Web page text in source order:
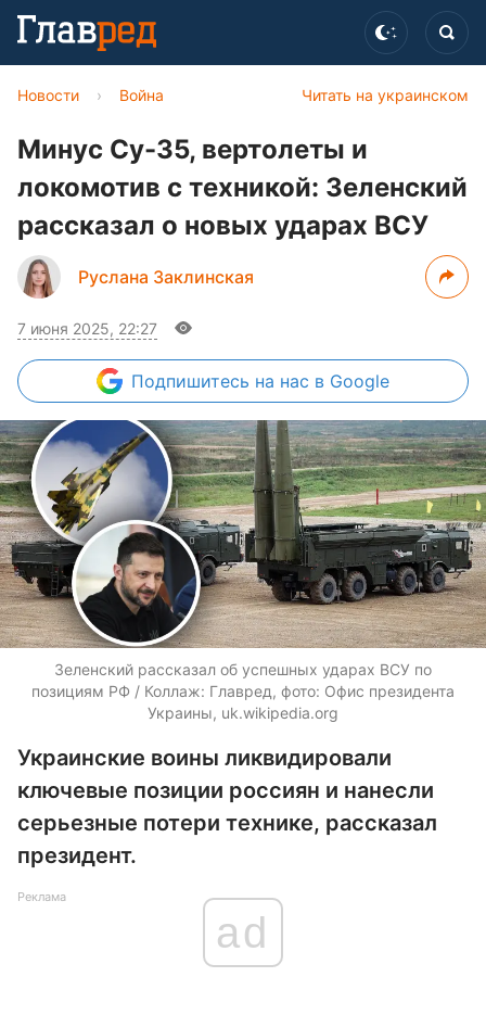
Читать на украинском
Новости › Война
Минус Су-35, вертолеты и
локомотив с техникой: Зеленский
рассказал о новых ударах ВСУ
Руслана Заклинская
7 июня 2025, 22:27
Подпишитесь на нас в Google
Зеленский рассказал об успешных ударах ВСУ по
позициям РФ / Коллаж: Главред, фото: Офис президента
Украины, uk.wikipedia.org
Украинские воины ликвидировали
ключевые позиции россиян и нанесли
серьезные потери технике, рассказал
президент.
Реклама
ad